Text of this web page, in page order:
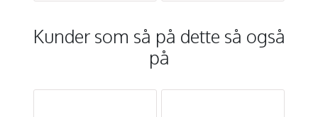
Kunder som så på dette så også
på